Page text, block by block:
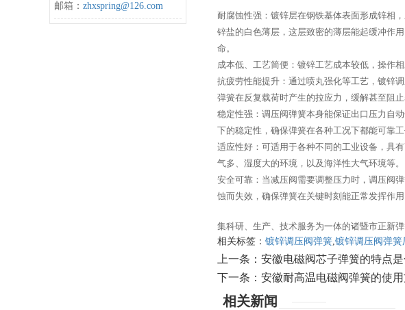
邮箱： zhxspring@126.com
耐腐蚀性强：镀锌层在钢铁基体表面形成锌相
锌盐的白色薄层，这层致密的薄层能起缓冲作
命。
成本低、工艺简便：镀锌工艺成本较低，操作
抗疲劳性能提升：通过喷丸强化等工艺，镀锌
弹簧在反复载荷时产生的拉应力，缓解甚至阻
稳定性强：调压阀弹簧本身能保证出口压力自
下的稳定性，确保弹簧在各种工况下都能可靠工
适应性好：可适用于各种不同的工业设备，具
气多、湿度大的环境，以及海洋性大气环境等。
安全可靠：当减压阀需要调整压力时，调压阀
蚀而失效，确保弹簧在关键时刻能正常发挥作用
集科研、生产、技术服务为一体的诸暨市正新
相关标签： 镀锌调压阀弹簧,镀锌调压阀弹簧
上一条： 安徽电磁阀芯子弹簧的特点是
下一条： 安徽耐高温电磁阀弹簧的使
相关新闻